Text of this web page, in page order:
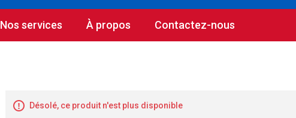
Nos services À propos Contactez-nous
Désolé, ce produit n'est plus disponible